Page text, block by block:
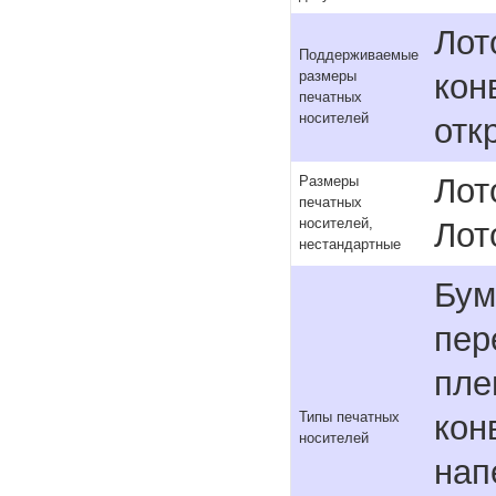
Поддерживаемые
размеры
печатных
носителей
Размеры
печатных
носителей,
нестандартные
Типы печатных
носителей